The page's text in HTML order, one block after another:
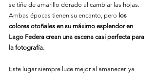
se tiñe de amarillo dorado al cambiar las hojas.
Ambas épocas tienen su encanto, pero los
colores otoñales en su máximo esplendor en
Lago Federa crean una escena casi perfecta para
la fotografía.
Este lugar siempre luce mejor al amanecer, ya